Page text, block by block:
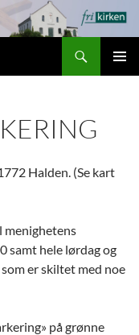
Halden. (Se kart
menighetens
samt hele lørdag og
er skiltet med noe
på grønne